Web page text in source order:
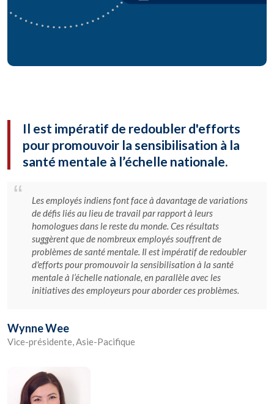
Il est impératif de redoubler d'efforts
pour promouvoir la sensibilisation à la
santé mentale à l’échelle nationale.
Les employés indiens font face à davantage de variations
de défis liés au lieu de travail par rapport à leurs
homologues dans le reste du monde. Ces résultats
suggèrent que de nombreux employés souffrent de
problèmes de santé mentale. Il est impératif de redoubler
d'efforts pour promouvoir la sensibilisation à la santé
mentale à l’échelle nationale, en parallèle avec les
initiatives des employeurs pour aborder ces problèmes.
Wynne Wee
Vice-présidente, Asie-Pacifique